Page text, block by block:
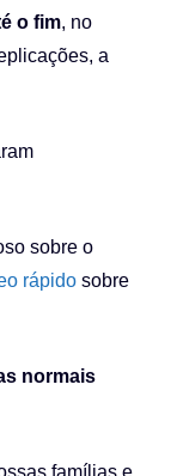
o fim, no
a
sobre o
rápido sobre
normais
famílias e